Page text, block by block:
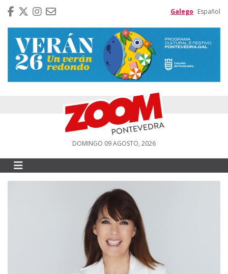
Galego Español
DOMINGO 09 AGOSTO, 2026